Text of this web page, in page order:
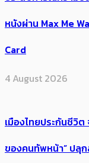
หนังผ่าน Max Me
Card
4 August 2026
เมืองไทยประกันชีวิ
ของคนทัพหน้า” ปลุ